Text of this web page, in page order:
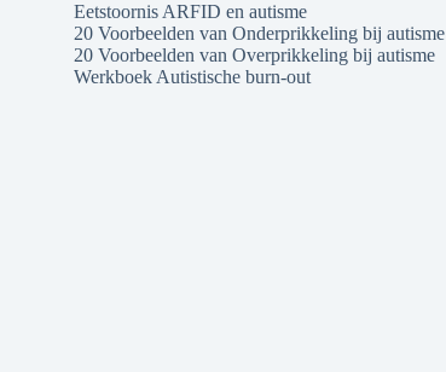
Eetstoornis ARFID en autisme
20 Voorbeelden van Onderprikkeling bij autisme
20 Voorbeelden van Overprikkeling bij autisme
Werkboek Autistische burn-out